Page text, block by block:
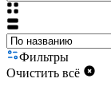
Фильтры
Очистить всё